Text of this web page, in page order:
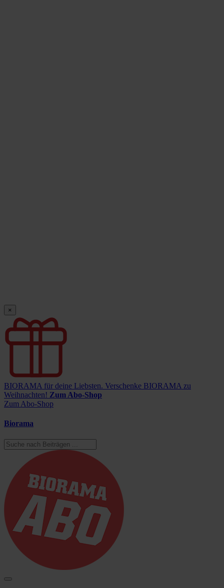
×
BIORAMA für deine Liebsten. Verschenke BIORAMA zu
Weihnachten! Zum Abo-Shop
Zum Abo-Shop
Biorama